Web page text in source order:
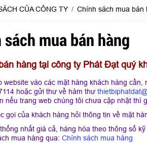
CỦA CÔNG TY Chính sách mua bán
sách mua bán hàng
hàng tại công ty Phát Đạt quý
website vào các mặt hàng khách hàng
hoặc gửi thư về hàm thư
nếu trang web chúng tôi chưa cập nhật thì
gọi của khách hàng hỏi thông tin về mặt
nhất giá cả, hàng hóa theo thông số
mua hàng qua: Chính sách mua hàng